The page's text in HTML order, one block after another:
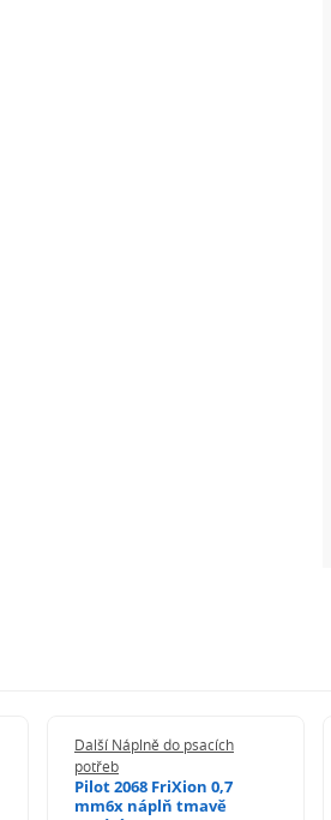
Další Náplně do psacích
potřeb
Pilot 2068 FriXion 0,7
mm6x náplň tmavě